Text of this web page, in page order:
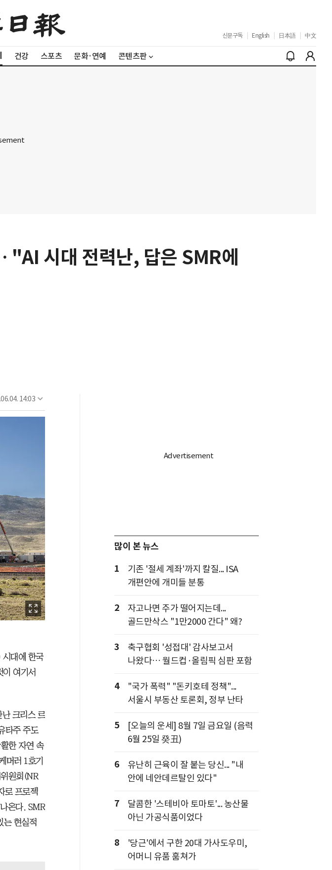
신문구독 English 日本語 中文
건강 스포츠 문화·연예 콘텐츠판
시대 전력난, 답은 SMR에
14:03
시대에 한국
여기서
크리스 르
타주 주도
한 자연 속
머러 1호기
원회(NR
로 프로젝
온다. SMR
는 현실적
많이 본 뉴스
1
기존 '절세 계좌'까지 칼질... ISA
개편안에 개미들 분통
2
자고나면 주가 떨어지는데...
골드만삭스 "1만2000 간다" 왜?
3
축구협회 '성접대' 감사보고서
나왔다… 월드컵·올림픽 심판 포함
4
"국가 폭력" "돈키호테 정책"...
서울시 부동산 토론회, 정부 난타
5
[오늘의 운세] 8월 7일 금요일 (음력
6월 25일 癸丑)
6
유난히 근육이 잘 붙는 당신... "내
안에 네안데르탈인 있다"
7
달콤한 '스테비아 토마토'... 농산물
아닌 가공식품이었다
8
'당근'에서 구한 20대 가사도우미,
어머니 유품 훔쳐가